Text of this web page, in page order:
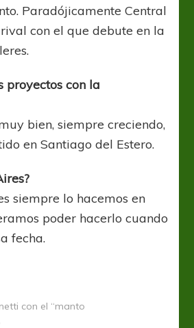
Paradójicamente Central
con el que debute en la
proyectos con la
bien, siempre creciendo,
en Santiago del Estero.
siempre lo hacemos en
poder hacerlo cuando
fecha.
con el “manto